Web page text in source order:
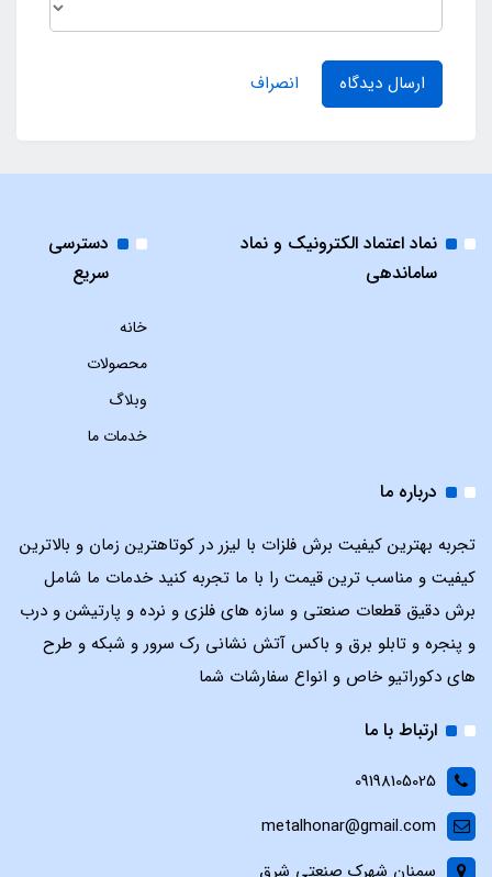
ارسال دیدگاه انصراف
نماد اعتماد الکترونیک و نماد
ساماندهی
دسترسی
سریع
خانه
محصولات
وبلاگ
خدمات ما
درباره ما
تجربه بهترین کیفیت برش فلزات با لیزر در کوتاهترین زمان و بالاترین
کیفیت و مناسب ترین قیمت را با ما تجربه کنید خدمات ما شامل
برش دقیق قطعات صنعتی و سازه های فلزی و نرده و پارتیشن و درب
و پنجره و تابلو برق و باکس آتش نشانی رک سرور و شبکه و طرح
های دکوراتیو خاص و انواع سفارشات شما
ارتباط با ما
09198105025
metalhonar@gmail.com
سمنان شهرک صنعتی شرق